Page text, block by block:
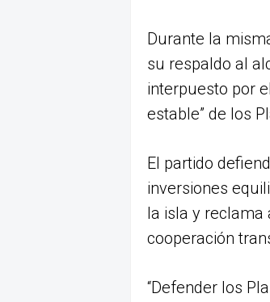
Durante la
su respaldo al
interpuesto por
estable” de los
El partido
inversiones
la isla y reclama
cooperación
“Defender los